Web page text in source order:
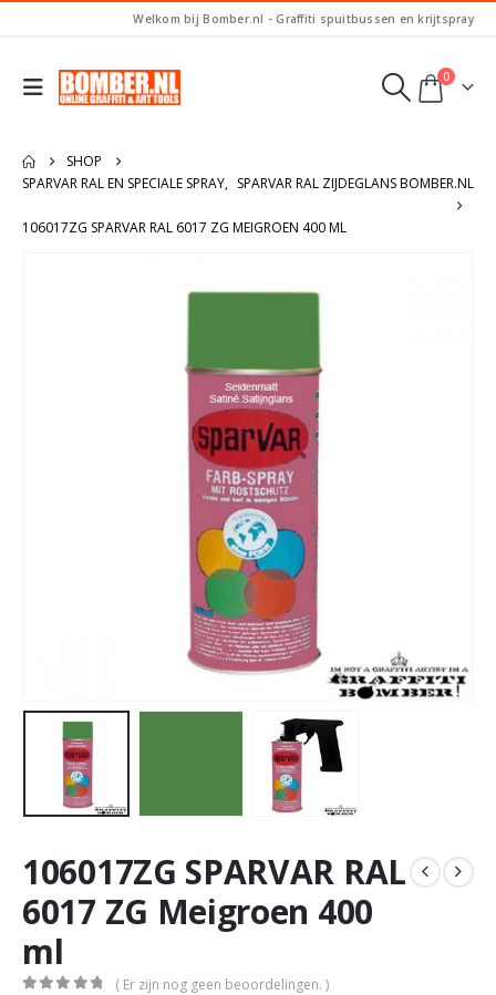
Welkom bij Bomber.nl - Graffiti spuitbussen en krijtspray
0
SHOP
SPARVAR RAL EN SPECIALE SPRAY, SPARVAR RAL ZIJDEGLANS BOMBER.NL
106017ZG SPARVAR RAL 6017 ZG MEIGROEN 400 ML
106017ZG SPARVAR RAL
6017 ZG Meigroen 400
ml
( Er zijn nog geen beoordelingen. )